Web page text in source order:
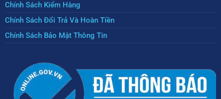
Chính Sách Kiểm Hàng
Chính Sách Đổi Trả Và Hoàn Tiền
Chính Sách Bảo Mật Thông Tin